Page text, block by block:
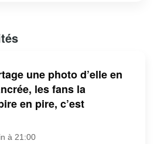
une photo d’elle en
les fans la
en pire, c’est
à 21:00